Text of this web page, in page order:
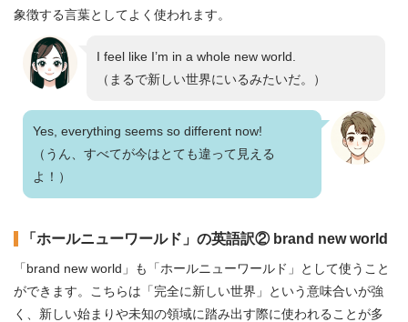
象徴する言葉としてよく使われます。
I feel like I’m in a whole new world.
（まるで新しい世界にいるみたいだ。）
Yes, everything seems so different now!
（うん、すべてが今はとても違って見える
よ！）
「ホールニューワールド」の英語訳② brand new world
「brand new world」も「ホールニューワールド」として使うこと
ができます。こちらは「完全に新しい世界」という意味合いが強
く、新しい始まりや未知の領域に踏み出す際に使われることが多